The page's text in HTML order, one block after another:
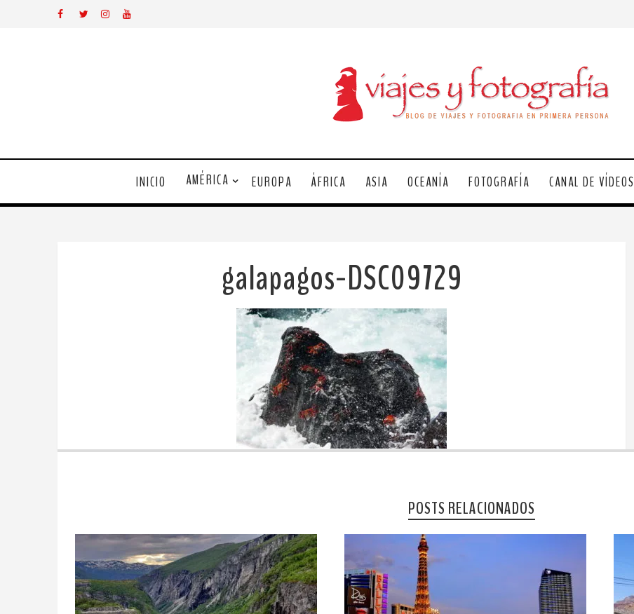
INICIO AMÉRICA EUROPA ÁFRICA ASIA OCEANÍA FOTOGRAFÍA CANAL DE VÍDEOS
galapagos-DSC09729
POSTS RELACIONADOS